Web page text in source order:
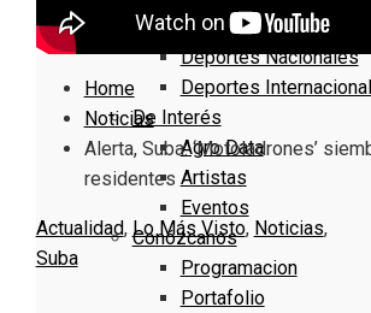
Deportes Locales
Deportes Nacionales
Deportes
De Interés
Agro Data
Artistas
Eventos
Conózcanos
Programacion
Portafolio
Home
Noticias
Alerta, Suba: ‘Motoladrones’
residentes
Actualidad, Lo Más Visto, Noticias,
Suba